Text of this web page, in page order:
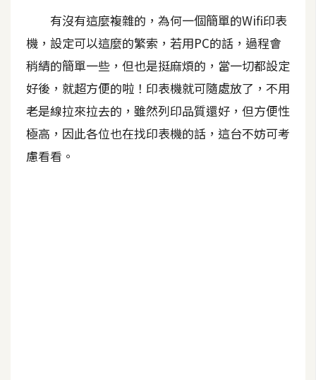
有沒有這麼複雜的，為何一個簡單的Wifi印表
機，設定可以這麼的繁索，若用PC的話，過程會
稍綪的簡單一些，但也是挺麻煩的，當一切都設定
好後，就超方便的啦！印表機就可隨處放了，不用
老是線拉來拉去的，雖然列印品質還好，但方便性
極高，因此各位也在找印表機的話，這台不妨可考
慮看看。